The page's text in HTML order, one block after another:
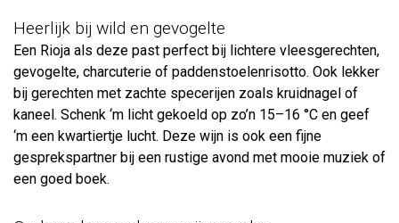
Heerlijk bij wild en gevogelte
Een Rioja als deze past perfect bij lichtere vleesgerechten,
gevogelte, charcuterie of paddenstoelenrisotto. Ook lekker
bij gerechten met zachte specerijen zoals kruidnagel of
kaneel. Schenk ‘m licht gekoeld op zo’n 15–16 °C en geef
‘m een kwartiertje lucht. Deze wijn is ook een fijne
gesprekspartner bij een rustige avond met mooie muziek of
een goed boek.